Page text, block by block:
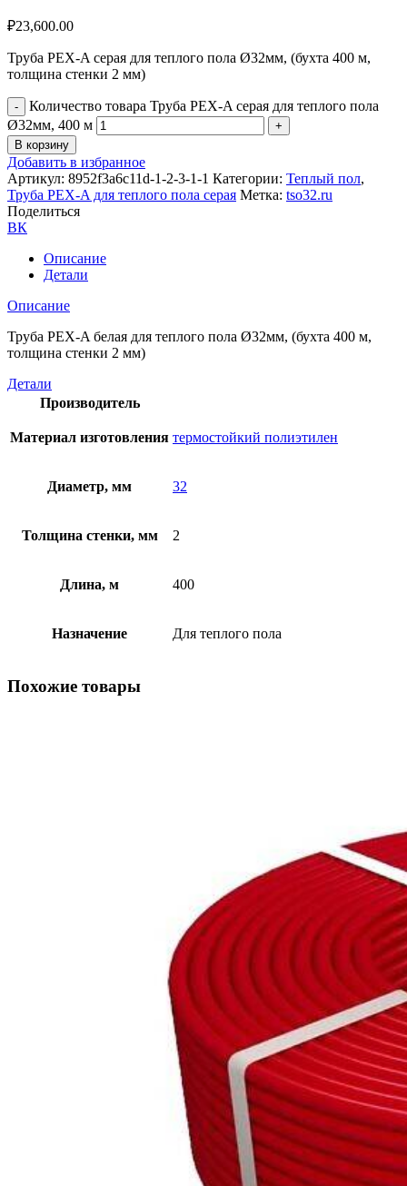
₽23,600.00
Труба PEX-A серая для теплого пола Ø32мм, (бухта 400 м,
толщина стенки 2 мм)
Количество товара Труба PEX-A серая для теплого пола
Ø32мм, 400 м
В корзину
Добавить в избранное
Артикул: 8952f3a6c11d-1-2-3-1-1 Категории: Теплый пол,
Труба PEX-A для теплого пола серая Метка: tso32.ru
Поделиться
ВК
Описание
Детали
Описание
Труба PEX-A белая для теплого пола Ø32мм, (бухта 400 м,
толщина стенки 2 мм)
Детали
Производитель
Материал изготовления термостойкий полиэтилен
Диаметр, мм 32
Толщина стенки, мм 2
Длина, м 400
Назначение Для теплого пола
Похожие товары